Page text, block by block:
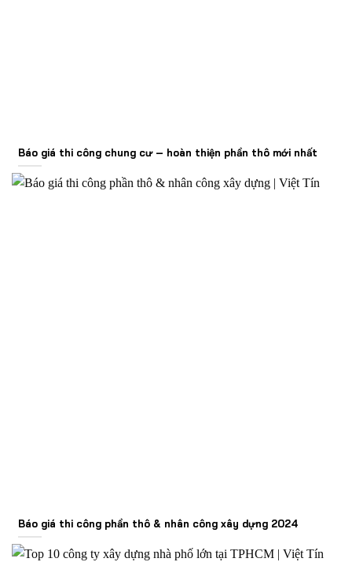
Báo giá thi công chung cư – hoàn thiện phần thô mới nhất
Báo giá thi công phần thô & nhân công xây dựng 2024